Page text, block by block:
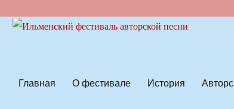
Главная О фестивале История